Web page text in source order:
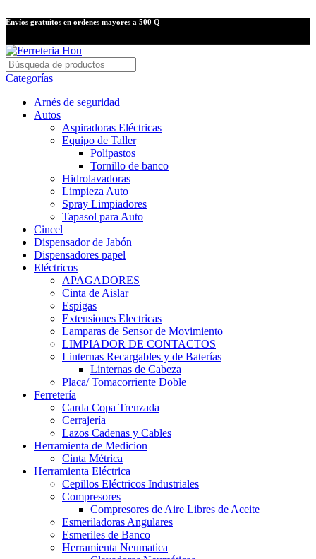
Envíos gratuitos en ordenes mayores a 500 Q
Categorías
Arnés de seguridad
Autos
Aspiradoras Eléctricas
Equipo de Taller
Polipastos
Tornillo de banco
Hidrolavadoras
Limpieza Auto
Spray Limpiadores
Tapasol para Auto
Cincel
Dispensador de Jabón
Dispensadores papel
Eléctricos
APAGADORES
Cinta de Aislar
Espigas
Extensiones Electricas
Lamparas de Sensor de Movimiento
LIMPIADOR DE CONTACTOS
Linternas Recargables y de Baterías
Linternas de Cabeza
Placa/ Tomacorriente Doble
Ferretería
Carda Copa Trenzada
Cerrajería
Lazos Cadenas y Cables
Herramienta de Medicion
Cinta Métrica
Herramienta Eléctrica
Cepillos Eléctricos Industriales
Compresores
Compresores de Aire Libres de Aceite
Esmeriladoras Angulares
Esmeriles de Banco
Herramienta Neumatica